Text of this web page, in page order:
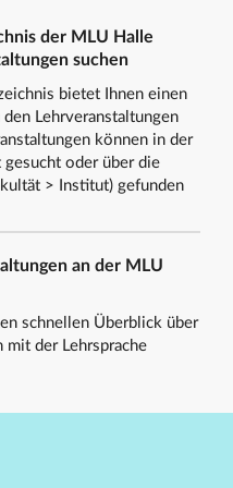
der MLU Halle
suchen
bietet Ihnen einen
Lehrveranstaltungen
können in der
gesucht oder über die
> Institut) gefunden
an der MLU
schnellen Überblick über
mit der Lehrsprache